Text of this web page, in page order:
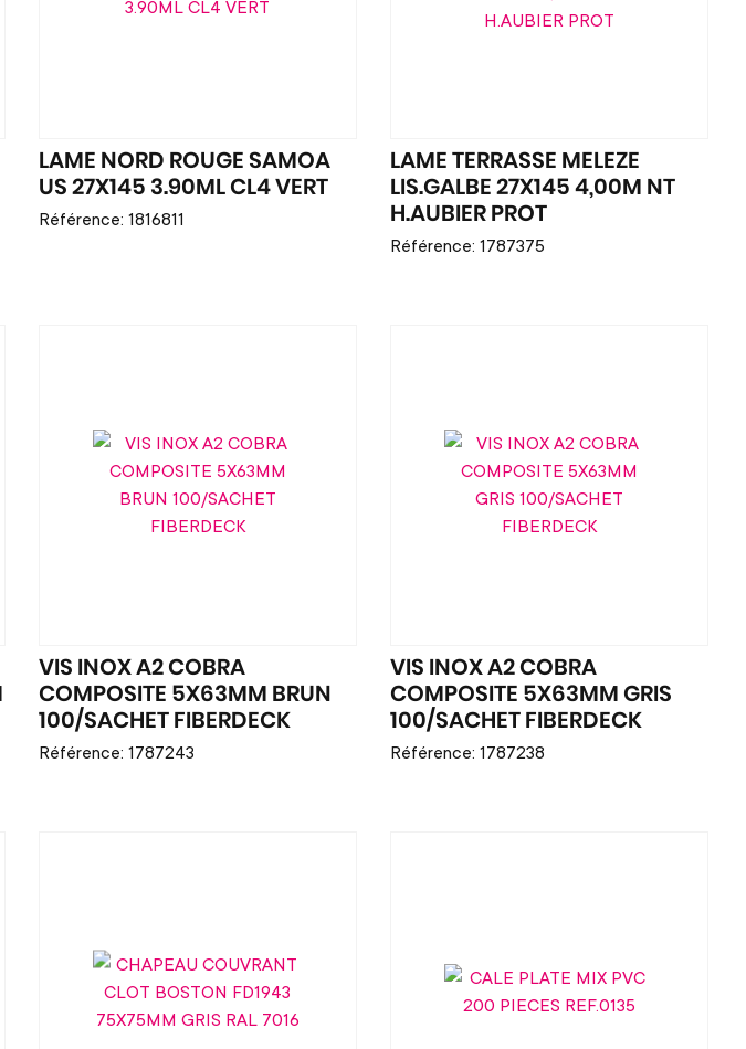
LAME NORD ROUGE SAMOA
US 27X145 3.90ML CL4 VERT
Référence: 1816811
LAME TERRASSE MELEZE
LIS.GALBE 27X145 4,00M NT
H.AUBIER PROT
Référence: 1787375
VIS INOX A2 COBRA
COMPOSITE 5X63MM BRUN
100/SACHET FIBERDECK
Référence: 1787243
VIS INOX A2 COBRA
COMPOSITE 5X63MM GRIS
100/SACHET FIBERDECK
Référence: 1787238